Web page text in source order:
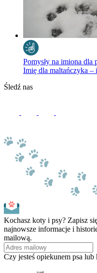
Pomysły na imiona dla
Imię dla maltańczyka –
Śledź nas
Kochasz koty i psy? Zapisz
najnowsze informacje i
mailową.
Czy jesteś opiekunem psa lub